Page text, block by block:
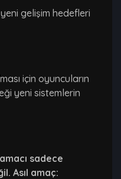
gelişim hedefleri
için oyuncuların
yeni sistemlerin
sadece
Asıl amaç: